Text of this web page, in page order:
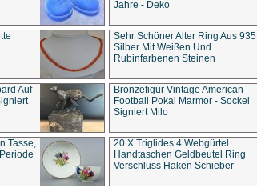
Jahre - Deko
Sehr Schöner Alter Ring Aus 935
Silber Mit Weißen Und
Rubinfarbenen Steinen
Auf
Bronzefigur Vintage American
Football Pokal Marmor - Sockel
Signiert Milo
Tasse,
20 X Triglides 4 Webgürtel
Handtaschen Geldbeutel Ring
Verschluss Haken Schieber